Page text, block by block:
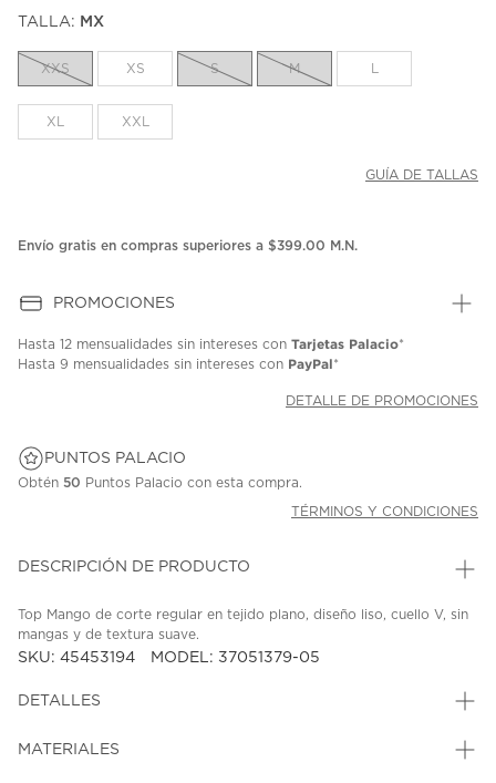
la
misma
TALLA: MX
XXS XS S M
XL XXL
GUÍA DE TALLAS
Envío gratis en compras superiores a $399.00 M.N.
PROMOCIONES
Hasta 12 mensualidades sin intereses con Tarjetas Palacio*
Hasta 9 mensualidades sin intereses con PayPal*
DETALLE DE PROMOCIONES
PUNTOS PALACIO
Obtén 50 Puntos Palacio con esta compra.
TÉRMINOS Y CONDICIONES
DESCRIPCIÓN DE PRODUCTO
Top Mango de corte regular en tejido plano, diseño liso, cuello V, sin
mangas y de textura suave.
SKU: 45453194 MODEL: 37051379-05
DETALLES
MATERIALES